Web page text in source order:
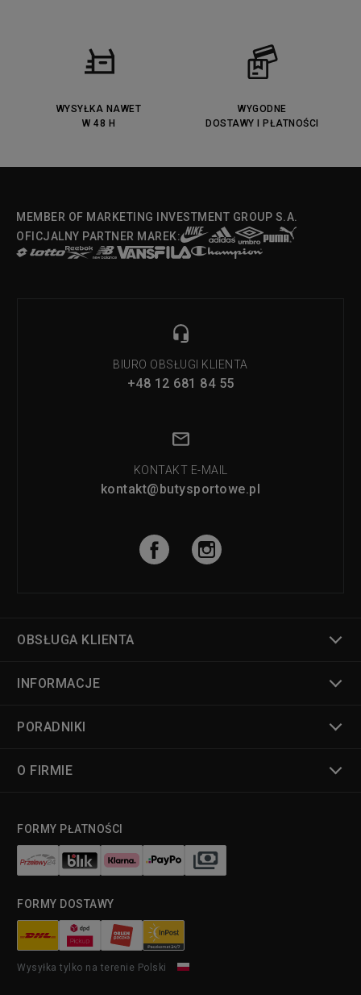
WYSYŁKA NAWET
W 48 H
WYGODNE
DOSTAWY I PŁATNOŚCI
MEMBER OF MARKETING INVESTMENT GROUP S.A.
OFICJALNY PARTNER MAREK:
BIURO OBSŁUGI KLIENTA
+48 12 681 84 55
KONTAKT E-MAIL
kontakt@butysportowe.pl
OBSŁUGA KLIENTA
INFORMACJE
PORADNIKI
O FIRMIE
FORMY PŁATNOŚCI
FORMY DOSTAWY
Wysyłka tylko na terenie Polski